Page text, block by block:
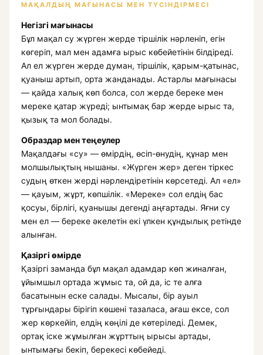
МАҚАЛДЫҢ МАҒЫНАСЫ МЕН ТҮСІНДІРМЕСІ
Негізгі мағынасы
Бұл мақал су жүрген жерде тіршілік нәрленіп, егін
көгеріп, мал мен адамға ырыс көбейетінін білдіреді.
Ал ел жүрген жерде думан, тіршілік, қарым-қатынас,
қуаныш артып, орта жанданады. Астарлы мағынасы
— қайда халық көп болса, сол жерде береке мен
мереке қатар жүреді; ынтымақ бар жерде ырыс та,
қызық та мол болады.
Образдар мен теңеулер
Мақалдағы «су» — өмірдің, өсіп-өнудің, құнар мен
молшылықтың нышаны. «Жүрген жер» деген тіркес
судың өткен жерді нәрлендіретінін көрсетеді. Ал «ел»
— қауым, жұрт, көпшілік. «Мереке» сол елдің бас
қосуы, бірлігі, қуанышы дегенді аңғартады. Яғни су
мен ел — береке әкелетін екі үлкен құндылық ретінде
алынған.
Қазіргі өмірде
Қазіргі заманда бұл мақал адамдар көп жиналған,
ұйымшыл ортада жұмыс та, ой да, іс те алға
басатынын еске салады. Мысалы, бір ауыл
тұрғындары бірігіп көшені тазаласа, ағаш ексе, сол
жер көркейіп, елдің көңілі де көтеріледі. Демек,
ортақ іске жұмылған жұрттың ырысы артады,
ынтымағы бекіп, берекесі көбейеді.